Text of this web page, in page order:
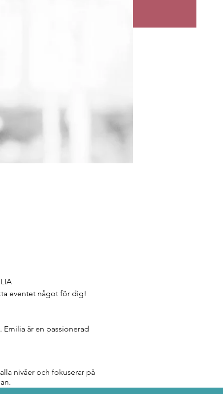
eventet något för dig!
Emilia är en passionerad
nivåer och fokuserar på